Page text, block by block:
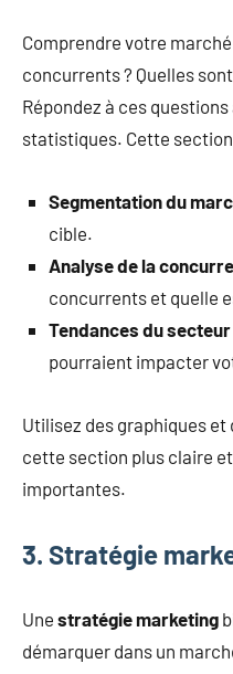
Comprendre votre
concurrents ? Quelles
Répondez à ces
statistiques. Cette
Segmentation du
cible.
Analyse de la
concurrents et quelle
Tendances du secteur
pourraient impacter
Utilisez des graphiques
cette section plus claire
importantes.
3. Stratégie
Une stratégie marketing
démarquer dans un